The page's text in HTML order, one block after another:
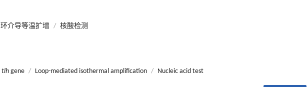
环介导等温扩增 / 核酸检测
tlh gene / Loop-mediated isothermal amplification / Nucleic acid test